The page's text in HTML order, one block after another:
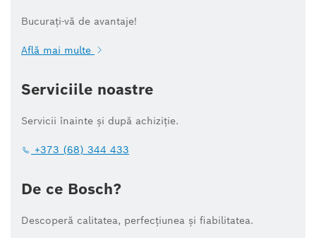
Bucurați-vă de avantaje!
Află mai multe
Serviciile noastre
Servicii înainte și după achiziție.
+373 (68) 344 433
De ce Bosch?
Descoperă calitatea, perfecțiunea și fiabilitatea.